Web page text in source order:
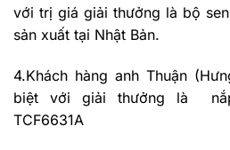
với trị giá giải thưởng là bộ
sản xuất tại Nhật Bản.
4.Khách hàng anh Thuận
biệt với giải thưởng là
TCF6631A